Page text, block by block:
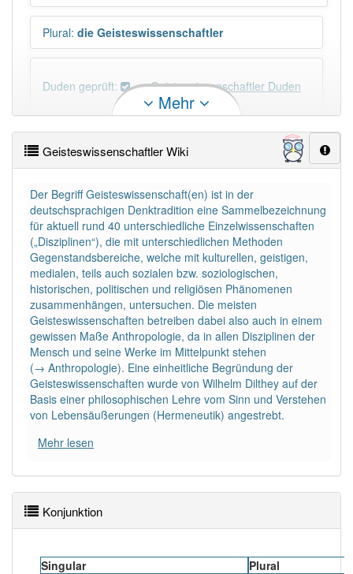
Plural: die Geisteswissenschaftler
Duden geprüft: Geisteswissenschaftler Duden
×
Wörter, die mit "-ler" enden, haben fast immer
DER:1 397
DIE:9Ausnahmen Beispiele
DAS:11Ausnahmen Beispiele
PowerIndex: 5
Häufigkeit: 4 von 10
85% unserer Spielapp-Nutzer haben den Artikel
Mehr
Geisteswissenschaftler Wiki
Der Begriff Geisteswissenschaft(en) ist in der
deutschsprachigen Denktradition eine Sammelbezeichnung
für aktuell rund 40 unterschiedliche Einzelwissenschaften
(„Disziplinen“), die mit unterschiedlichen Methoden
Gegenstandsbereiche, welche mit kulturellen, geistigen,
medialen, teils auch sozialen bzw. soziologischen,
historischen, politischen und religiösen Phänomenen
zusammenhängen, untersuchen. Die meisten
Geisteswissenschaften betreiben dabei also auch in einem
gewissen Maße Anthropologie, da in allen Disziplinen der
Mensch und seine Werke im Mittelpunkt stehen
(→ Anthropologie). Eine einheitliche Begründung der
Geisteswissenschaften wurde von Wilhelm Dilthey auf der
Basis einer philosophischen Lehre vom Sinn und Verstehen
von Lebensäußerungen (Hermeneutik) angestrebt.
Mehr lesen
Konjunktion
Singular Plural